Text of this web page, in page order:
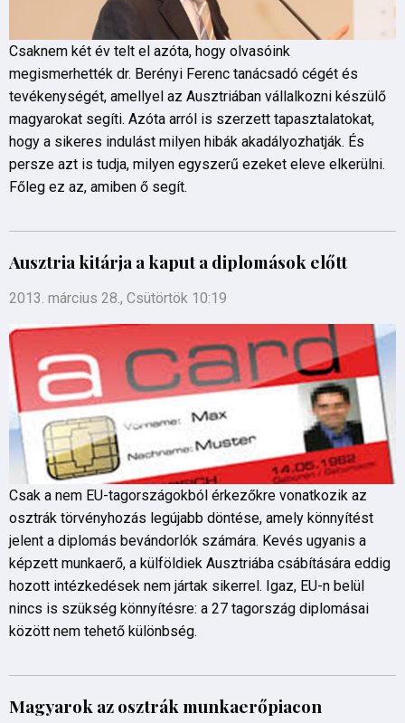
Csaknem két év telt el azóta, hogy olvasóink
megismerhették dr. Berényi Ferenc tanácsadó cégét és
tevékenységét, amellyel az Ausztriában vállalkozni készülő
magyarokat segíti. Azóta arról is szerzett tapasztalatokat,
hogy a sikeres indulást milyen hibák akadályozhatják. És
persze azt is tudja, milyen egyszerű ezeket eleve elkerülni.
Főleg ez az, amiben ő segít.
Ausztria kitárja a kaput a diplomások előtt
2013. március 28., Csütörtök 10:19
Csak a nem EU-tagországokból érkezőkre vonatkozik az
osztrák törvényhozás legújabb döntése, amely könnyítést
jelent a diplomás bevándorlók számára. Kevés ugyanis a
képzett munkaerő, a külföldiek Ausztriába csábítására eddig
hozott intézkedések nem jártak sikerrel. Igaz, EU-n belül
nincs is szükség könnyítésre: a 27 tagország diplomásai
között nem tehető különbség.
Magyarok az osztrák munkaerőpiacon